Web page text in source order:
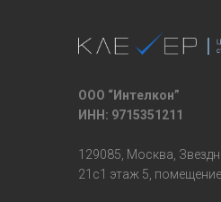
ООО “Интелкон”
ИНН: 9715351211
129085, Москва,
21с1 этаж 5,